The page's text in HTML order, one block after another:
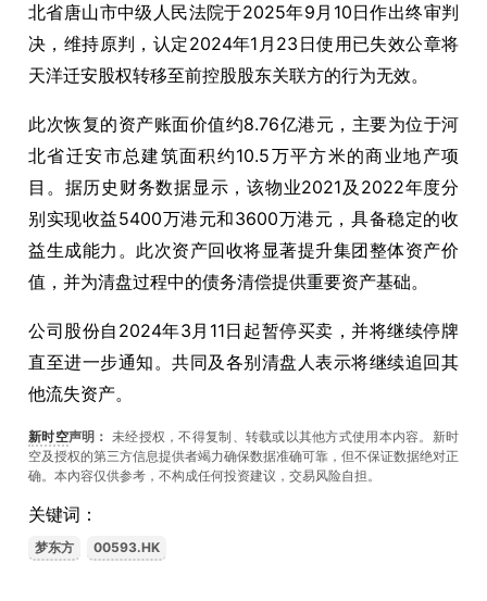
北省唐山市中级人民法院于2025年9月10日作出终审判
决，维持原判，认定2024年1月23日使用已失效公章将
天洋迁安股权转移至前控股股东关联方的行为无效。
此次恢复的资产账面价值约8.76亿港元，主要为位于河
北省迁安市总建筑面积约10.5万平方米的商业地产项
目。据历史财务数据显示，该物业2021及2022年度分
别实现收益5400万港元和3600万港元，具备稳定的收
益生成能力。此次资产回收将显著提升集团整体资产价
值，并为清盘过程中的债务清偿提供重要资产基础。
公司股份自2024年3月11日起暂停买卖，并将继续停牌
直至进一步通知。共同及各别清盘人表示将继续追回其
他流失资产。
新时空声明： 未经授权，不得复制、转载或以其他方式使用本内容。新时
空及授权的第三方信息提供者竭力确保数据准确可靠，但不保证数据绝对正
确。本內容仅供参考，不构成任何投资建议，交易风险自担。
关键词：
梦东方 00593.HK